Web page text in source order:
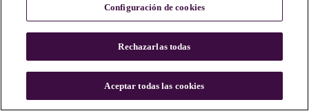
n
Configuración de cookies
Rechazarlas todas
Aceptar todas las cookies